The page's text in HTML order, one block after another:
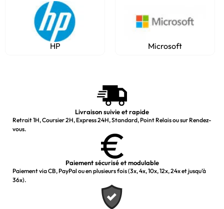
HP Microsoft
Livraison suivie et rapide
Retrait 1H, Coursier 2H, Express 24H, Standard, Point Relais ou sur Rendez-
vous.
Paiement sécurisé et modulable
Paiement via CB, PayPal ou en plusieurs fois (3x, 4x, 10x, 12x, 24x et jusqu’à
36x).